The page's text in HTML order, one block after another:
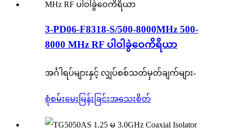
3-PD06-F8318-S/500-8000MHz 500-
8000 MHz RF ပါဝါခွဲဝေကိရိယာ
အင်္ဂါရပ်များနှင့် လျှပ်စစ်သတ်မှတ်ချက်များ-
စုံစမ်းမေးမြန်းခြင်းအသေးစိတ်